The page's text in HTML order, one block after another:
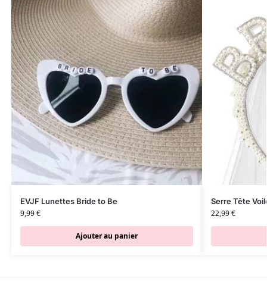
EVJF Lunettes Bride to Be
9,99€
Ajouter au panier
Serre Tête
22,99€